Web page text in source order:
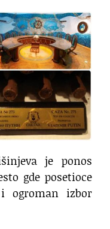
je ponos
gde posetioce
ogroman izbor